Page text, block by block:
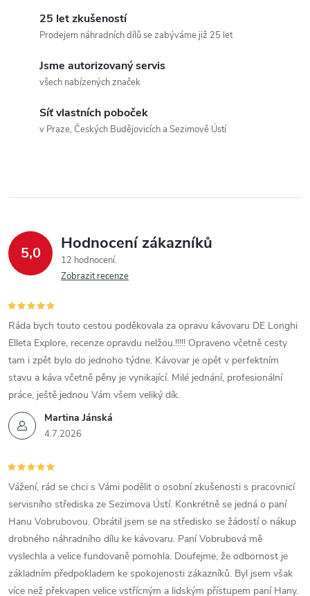
25 let zkušeností
Prodejem náhradních dílů se zabýváme již 25 let
Jsme autorizovaný servis
všech nabízených značek
Síť vlastních poboček
v Praze, Českých Budějovicích a Sezimově Ústí
5,0 Hodnocení zákazníků
12 hodnocení
Zobrazit recenze
Martina Jánská
4.7.2026
Ráda bych touto cestou poděkovala za opravu kávovaru DE Longhi
Elleta Explore, recenze opravdu nelžou.!!!!! Opraveno včetně cesty
tam i zpět bylo do jednoho týdne. Kávovar je opět v perfektním
stavu a káva včetně pěny je vynikající. Milé jednání, profesionální
práce, ještě jednou Vám všem veliký dík.
Vážení, rád se chci s Vámi podělit o osobní zkušenosti s pracovnicí
servisního střediska ze Sezimova Ústí. Konkrétně se jedná o paní
Hanu Vobrubovou. Obrátil jsem se na středisko se žádostí o nákup
drobného náhradního dílu ke kávovaru. Paní Vobrubová mě
vyslechla a velice fundovaně pomohla. Doufejme, že odbornost je
základním předpokladem ke spokojenosti zákazníků. Byl jsem však
více než překvapen velice vstřícným a lidským přístupem paní Hany.